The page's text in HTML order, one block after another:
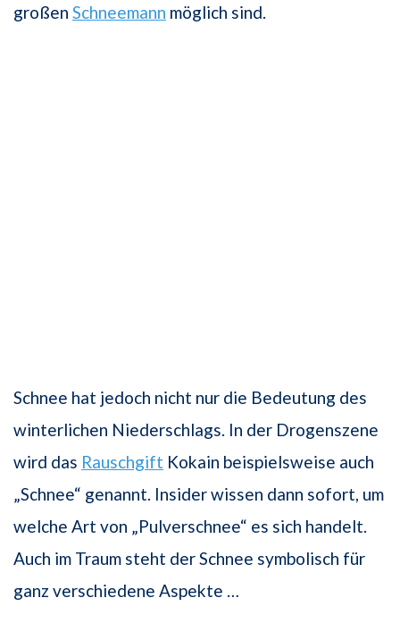
großen Schneemann möglich sind.
Schnee hat jedoch nicht nur die Bedeutung des
winterlichen Niederschlags. In der Drogenszene
wird das Rauschgift Kokain beispielsweise auch
„Schnee“ genannt. Insider wissen dann sofort, um
welche Art von „Pulverschnee“ es sich handelt.
Auch im Traum steht der Schnee symbolisch für
ganz verschiedene Aspekte …